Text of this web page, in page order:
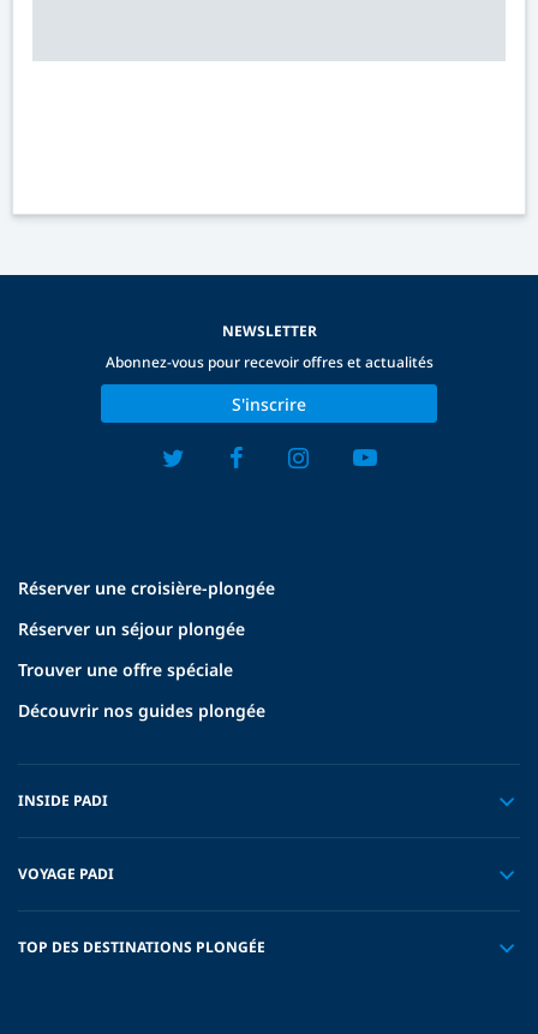
Réserver une croisière-plongée
Réserver un séjour plongée
Trouver une offre spéciale
Découvrir nos guides plongée
INSIDE PADI
VOYAGE PADI
TOP DES DESTINATIONS PLONGÉE
NEWSLETTER
Abonnez-vous pour recevoir offres et actualités
S'inscrire